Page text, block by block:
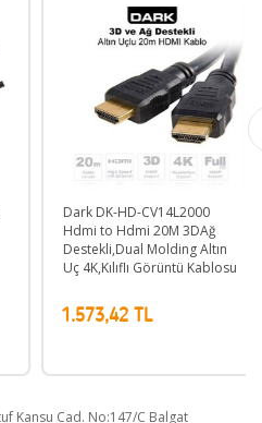
Dark DK-HD-CV14L2000
Hdmi to Hdmi 20M 3DAğ
Destekli,Dual Molding Altın
Uç 4K,Kılıflı Görüntü Kablosu
1.573,42 TL
Kansu Cad. No:147/C Balgat